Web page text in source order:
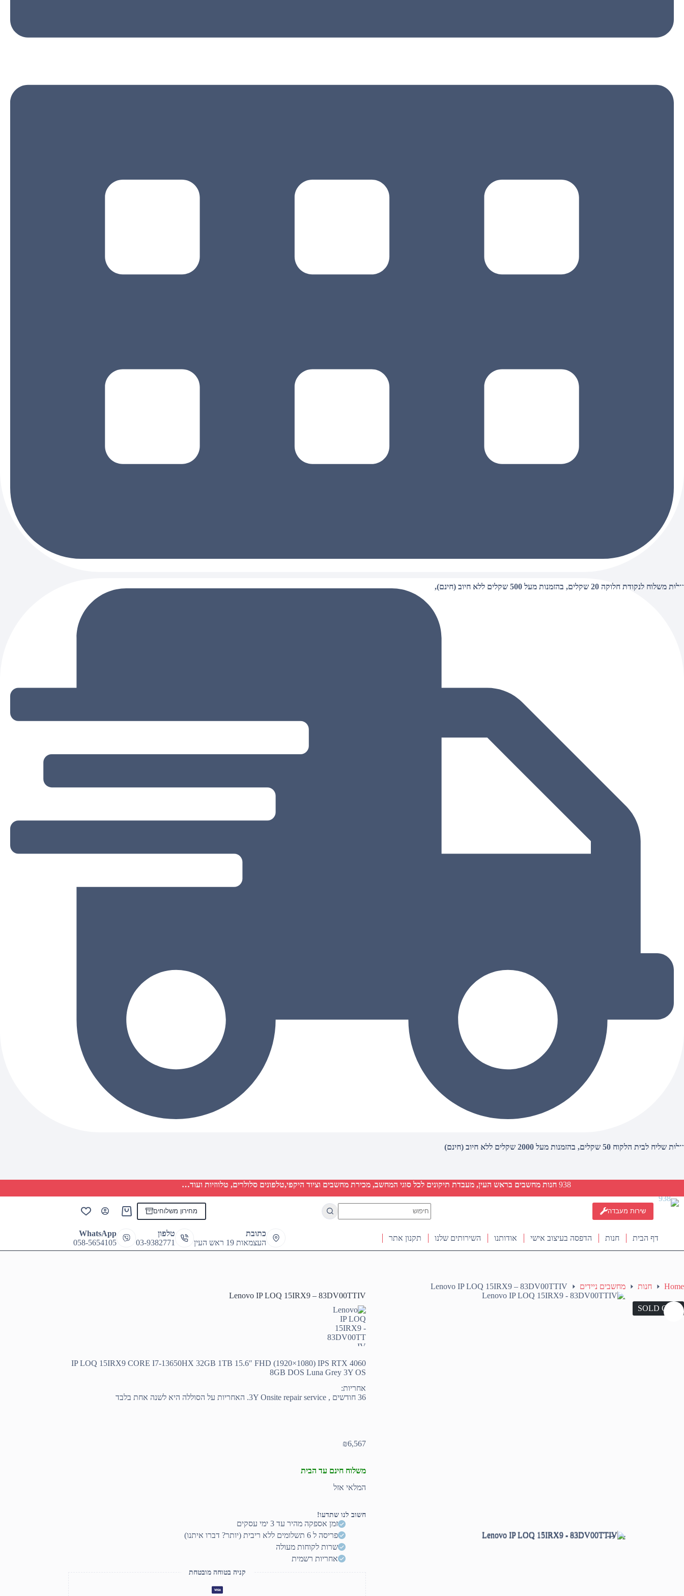
עלות משלוח לנקודת חלוקה 20 שקלים, בהזמנות מעל 500 שקלים ללא חיוב (חינם),
עלות שליח לבית הלקוח 50 שקלים, בהזמנות מעל 2000 שקלים ללא חיוב (חינם)
938 חנות מחשבים בראש העין, מעבדת תיקונים לכל סוגי המחשב, מכירת מחשבים וציוד היקפי,טלפונים סלולרים, טלווזיות ועוד…
שירות מעבדה
results
מחירון משלוחים
Shopping
דף הבית
חנות הדפסה בעיצוב אישי אודותנו השירותים שלנו תקנון אתר
כתובת
העצמאות 19 ראש העין
טלפון
03-9382771
WhatsApp
058-5654105
Home חנות מחשבים ניידים Lenovo IP LOQ 15IRX9 – 83DV00TTIV
SOLD OUT
Lenovo IP LOQ 15IRX9 – 83DV00TTIV
IP LOQ 15IRX9 CORE I7-13650HX 32GB 1TB 15.6″ FHD (1920×1080) IPS RTX 4060
8GB DOS Luna Grey 3Y OS
אחריות:
36 חודשים , 3Y Onsite repair service. האחריות על הסוללה היא לשנה אחת בלבד
₪6,567
משלוח חינם עד הבית
המלאי אזל
חשוב לנו שתדעו!
זמן אספקה מהיר עד 3 ימי עסקים
פריסה ל 6 תשלומים ללא ריבית (יותר? דברו איתנו)
שרות לקוחות מעולה
אחריות רשמית
קניה בטוחה מובטחת